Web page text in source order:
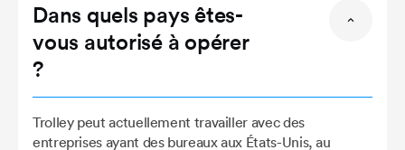
Dans quels pays êtes-
vous autorisé à opérer
?
Trolley peut actuellement travailler avec des
entreprises ayant des bureaux aux États-Unis, au